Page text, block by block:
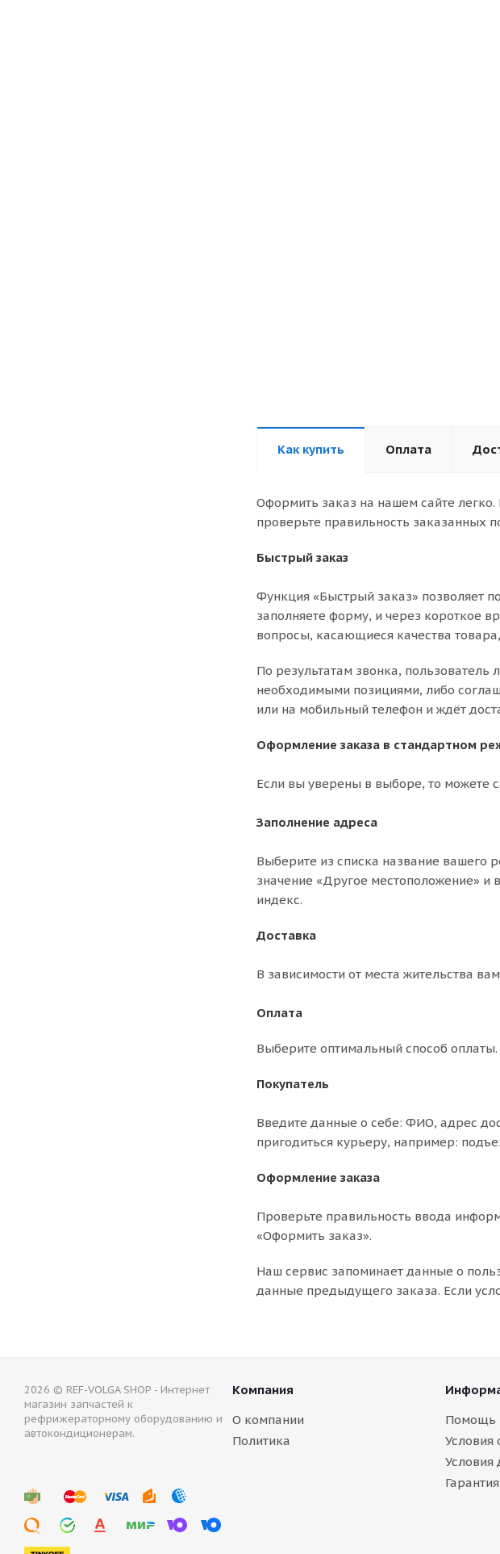
Как купить Оплата
Оформить заказ на нашем сайте
проверьте правильность заказанных
Быстрый заказ
Функция «Быстрый заказ» позволяет
заполняете форму, и через короткое
вопросы, касающиеся качества
По результатам звонка, пользователь
необходимыми позициями, либо
или на мобильный телефон и ждёт
Оформление заказа в стандартном
Если вы уверены в выборе, то можете
Заполнение адреса
Выберите из списка название вашего
значение «Другое местоположение» и
индекс.
Доставка
В зависимости от места жительства
Оплата
Выберите оптимальный способ оплаты.
Покупатель
Введите данные о себе: ФИО, адрес
пригодиться курьеру, например:
Оформление заказа
Проверьте правильность ввода
«Оформить заказ».
Наш сервис запоминает данные о
данные предыдущего заказа. Если
2026 © REF-VOLGA SHOP - Интернет
магазин запчастей к
рефрижераторному оборудованию и
автокондиционерам.
Компания
О компании
Политика
Помощь
Условия
Условия